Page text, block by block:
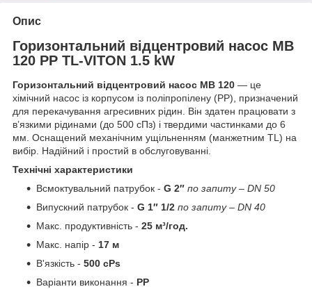
Опис
Горизонтальний відцентровий насос MB
120 PP TL-VITON 1.5 kW
Горизонтальний відцентровий насос MB 120 — це
хімічний насос із корпусом із поліпропілену (PP), призначений
для перекачування агресивних рідин. Він здатен працювати з
в’язкими рідинами (до 500 сПз) і твердими частинками до 6
мм. Оснащений механічним ущільненням (манжетним TL) на
вибір. Надійний і простий в обслуговуванні.
Технічні характеристики
Всмоктувальний патрубок - G 2″ по запиту– DN 50
Випускний патрубок - G 1″ 1/2 по запиту – DN 40
Макс. продуктивність - 25 м³/год.
Макс. напір - 17 м
В'язкість - 500 cPs
Варіанти виконання - PP